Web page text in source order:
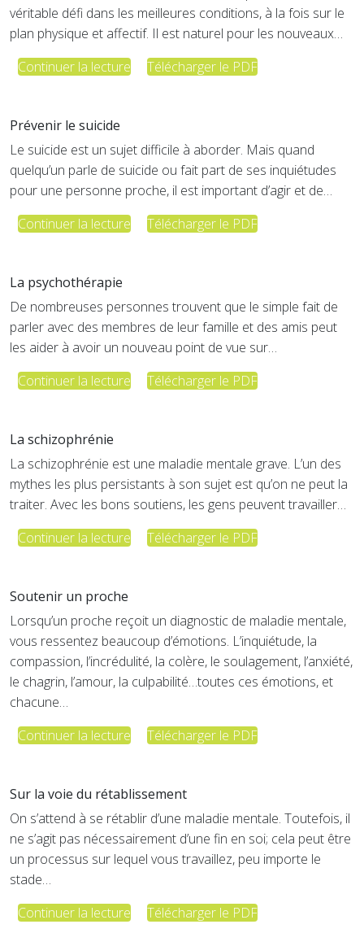
véritable défi dans les meilleures conditions, à la fois sur le
plan physique et affectif. Il est naturel pour les nouveaux…
Continuer la lecture
Télécharger le PDF
Prévenir le suicide
Le suicide est un sujet difficile à aborder. Mais quand
quelqu’un parle de suicide ou fait part de ses inquiétudes
pour une personne proche, il est important d’agir et de…
Continuer la lecture
Télécharger le PDF
La psychothérapie
De nombreuses personnes trouvent que le simple fait de
parler avec des membres de leur famille et des amis peut
les aider à avoir un nouveau point de vue sur…
Continuer la lecture
Télécharger le PDF
La schizophrénie
La schizophrénie est une maladie mentale grave. L’un des
mythes les plus persistants à son sujet est qu’on ne peut la
traiter. Avec les bons soutiens, les gens peuvent travailler…
Continuer la lecture
Télécharger le PDF
Soutenir un proche
Lorsqu’un proche reçoit un diagnostic de maladie mentale,
vous ressentez beaucoup d’émotions. L’inquiétude, la
compassion, l’incrédulité, la colère, le soulagement, l’anxiété,
le chagrin, l’amour, la culpabilité…toutes ces émotions, et
chacune…
Continuer la lecture
Télécharger le PDF
Sur la voie du rétablissement
On s’attend à se rétablir d’une maladie mentale. Toutefois, il
ne s’agit pas nécessairement d’une fin en soi; cela peut être
un processus sur lequel vous travaillez, peu importe le
stade…
Continuer la lecture
Télécharger le PDF